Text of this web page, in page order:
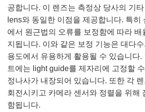
공합니다. 이 렌즈는 측정상 당사의 기
lens와 동일한 이점을 제공합니다. 특히
에서 원근법의 오류를 보정함에 따라 배
지됩니다. 이와 같은 보정 기능은 대다
용도에서 유용하게 활용될 수 있습니다.
트에는 light guide를 제자리에 고정할
정나사가 내장되어 있습니다. 또한 각
회전시키고 카메라 센서와 정렬을 위해
함됩니다.